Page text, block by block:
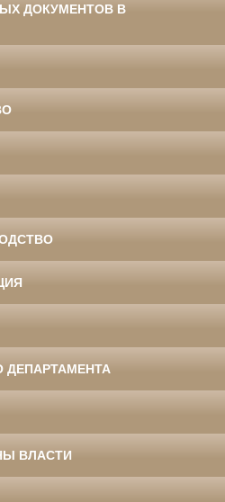
ДОКУМЕНТОВ В
ДЕПАРТАМЕНТА
ВЛАСТИ